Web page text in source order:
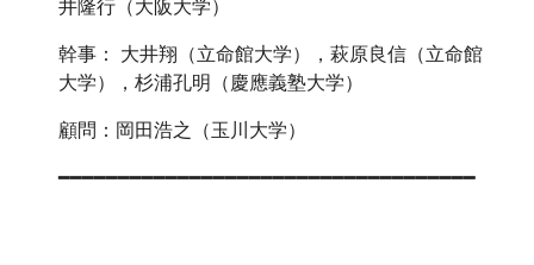
井隆行（大阪大学）
幹事： 大井翔（立命館大学），萩原良信（立命館
大学），杉浦孔明（慶應義塾大学）
顧問：岡田浩之（玉川大学）
━━━━━━━━━━━━━━━━━━━━━━━━━━━━━━━━━━━